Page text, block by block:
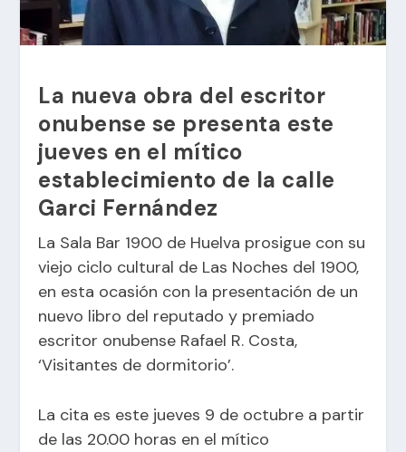
La nueva obra del escritor
onubense se presenta este
jueves en el mítico
establecimiento de la calle
Garci Fernández
La Sala Bar 1900 de Huelva prosigue con su
viejo ciclo cultural de Las Noches del 1900,
en esta ocasión con la presentación de un
nuevo libro del reputado y premiado
escritor onubense Rafael R. Costa,
‘Visitantes de dormitorio’.
La cita es este jueves 9 de octubre a partir
de las 20.00 horas en el mítico